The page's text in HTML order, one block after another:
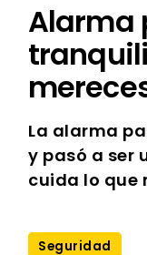
Alarma
La alarma
y pasó a ser
cuida lo que
Seguridad